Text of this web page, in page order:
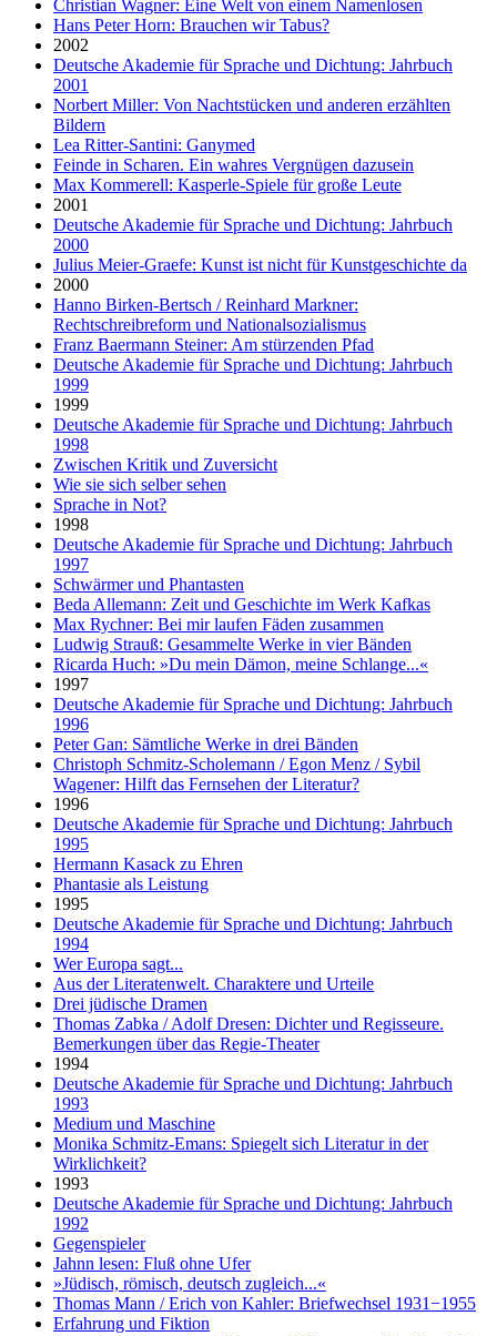
Christian Wagner: Eine Welt von einem Namenlosen
Hans Peter Horn: Brauchen wir Tabus?
2002
Deutsche Akademie für Sprache und Dichtung: Jahrbuch
2001
Norbert Miller: Von Nachtstücken und anderen erzählten
Bildern
Lea Ritter-Santini: Ganymed
Feinde in Scharen. Ein wahres Vergnügen dazusein
Max Kommerell: Kasperle-Spiele für große Leute
2001
Deutsche Akademie für Sprache und Dichtung: Jahrbuch
2000
Julius Meier-Graefe: Kunst ist nicht für Kunstgeschichte da
2000
Hanno Birken-Bertsch / Reinhard Markner:
Rechtschreibreform und Nationalsozialismus
Franz Baermann Steiner: Am stürzenden Pfad
Deutsche Akademie für Sprache und Dichtung: Jahrbuch
1999
1999
Deutsche Akademie für Sprache und Dichtung: Jahrbuch
1998
Zwischen Kritik und Zuversicht
Wie sie sich selber sehen
Sprache in Not?
1998
Deutsche Akademie für Sprache und Dichtung: Jahrbuch
1997
Schwärmer und Phantasten
Beda Allemann: Zeit und Geschichte im Werk Kafkas
Max Rychner: Bei mir laufen Fäden zusammen
Ludwig Strauß: Gesammelte Werke in vier Bänden
Ricarda Huch: »Du mein Dämon, meine Schlange...«
1997
Deutsche Akademie für Sprache und Dichtung: Jahrbuch
1996
Peter Gan: Sämtliche Werke in drei Bänden
Christoph Schmitz-Scholemann / Egon Menz / Sybil
Wagener: Hilft das Fernsehen der Literatur?
1996
Deutsche Akademie für Sprache und Dichtung: Jahrbuch
1995
Hermann Kasack zu Ehren
Phantasie als Leistung
1995
Deutsche Akademie für Sprache und Dichtung: Jahrbuch
1994
Wer Europa sagt...
Aus der Literatenwelt. Charaktere und Urteile
Drei jüdische Dramen
Thomas Zabka / Adolf Dresen: Dichter und Regisseure.
Bemerkungen über das Regie-Theater
1994
Deutsche Akademie für Sprache und Dichtung: Jahrbuch
1993
Medium und Maschine
Monika Schmitz-Emans: Spiegelt sich Literatur in der
Wirklichkeit?
1993
Deutsche Akademie für Sprache und Dichtung: Jahrbuch
1992
Gegenspieler
Jahnn lesen: Fluß ohne Ufer
»Jüdisch, römisch, deutsch zugleich...«
Thomas Mann / Erich von Kahler: Briefwechsel 1931−1955
Erfahrung und Fiktion